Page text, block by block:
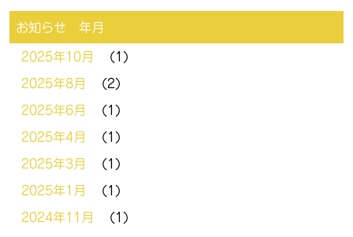
お知らせ 年月
2025年10月 (1)
2025年8月 (2)
2025年6月 (1)
2025年4月 (1)
2025年3月 (1)
2025年1月 (1)
2024年11月 (1)